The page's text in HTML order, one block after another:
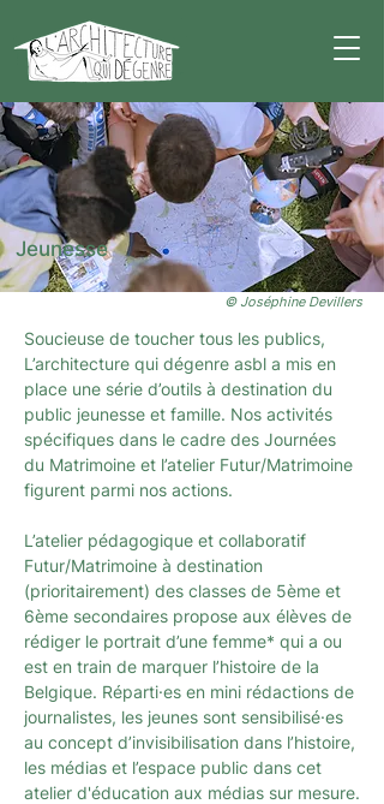
Jeunesse
© Joséphine Devillers
Soucieuse de toucher tous les publics,
L’architecture qui dégenre asbl a mis en
place une série d’outils à destination du
public jeunesse et famille. Nos activités
spécifiques dans le cadre des Journées
du Matrimoine et l’atelier Futur/Matrimoine
figurent parmi nos actions.
L’atelier pédagogique et collaboratif
Futur/Matrimoine à destination
(prioritairement) des classes de 5ème et
6ème secondaires propose aux élèves de
rédiger le portrait d’une femme* qui a ou
est en train de marquer l’histoire de la
Belgique. Réparti·es en mini rédactions de
journalistes, les jeunes sont sensibilisé·es
au concept d’invisibilisation dans l’histoire,
les médias et l’espace public dans cet
atelier d'éducation aux médias sur mesure.